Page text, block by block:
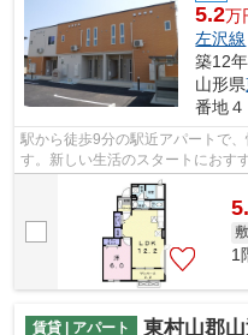
5.2万
左沢線
築12
山形県
番地４
駅から徒歩9分の駅近アパートで
す。新しい生活のスタートにおす
山辺近くにお住まいを探すなら、
1
賃貸 | アパート 東村山郡